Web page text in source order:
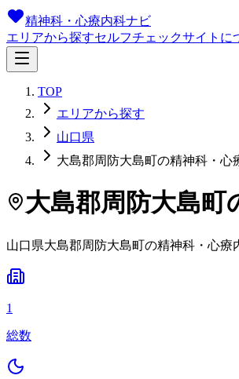
精神科・心療内科ナビ
エリアから探すセルフチェックサイトに
TOP
エリアから探す
山口県
大島郡周防大島町の精神科・心
大島郡周防大島町
山口県大島郡周防大島町の精神科・心療
1
総数